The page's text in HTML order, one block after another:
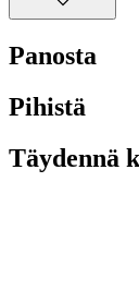
Panosta
Pihistä
Täydennä